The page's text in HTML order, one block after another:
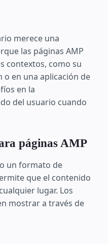
merece una
las páginas AMP
contextos, como su
o en una aplicación de
en la
del usuario cuando
páginas AMP
un formato de
que el contenido
lugar. Los
mostrar a través de